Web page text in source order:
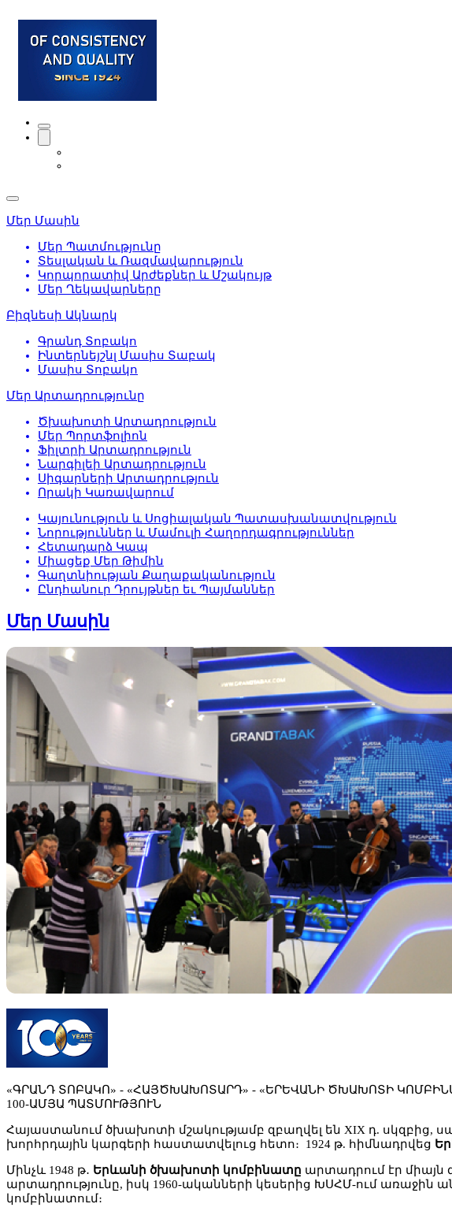
Մեր Մասին
Մեր Պատմությունը
Տեսլական և Ռազմավարություն
Կորպորատիվ Արժեքներ և Մշակույթ
Մեր Ղեկավարները
Բիզնեսի Ակնարկ
Գրանդ Տոբակո
Ինտերնեյշնլ Մասիս Տաբակ
Մասիս Տոբակո
Մեր Արտադրությունը
Ծխախոտի Արտադրություն
Մեր Պորտֆոլիոն
Ֆիլտրի Արտադրություն
Նարգիլեի Արտադրություն
Սիգարների Արտադրություն
Որակի Կառավարում
Կայունություն և Սոցիալական Պատասխանատվություն
Նորություններ և Մամուլի Հաղորդագրություններ
Հետադարձ Կապ
Միացեք Մեր Թիմին
Գաղտնիության Քաղաքականություն
Ընդհանուր Դրույթներ եւ Պայմաններ
Մեր Մասին
«ԳՐԱՆԴ ՏՈԲԱԿՈ» - «ՀԱՅԾԽԱԽՈՏԱՐԴ» - «ԵՐԵՎԱՆԻ ԾԽԱԽՈՏԻ
100-ԱՄՅԱ ՊԱՏՄՈՒԹՅՈՒՆ
Հայաստանում ծխախոտի մշակությամբ զբաղվել են XIX դ.
խորհրդային կարգերի հաստատվելուց հետո։ 1924 թ. հիմնադրվեց
Մինչև 1948 թ․ Երևանի ծխախոտի կոմբինատը արտադրում էր միայն
արտադրությունը, իսկ 1960-ականների կեսերից ԽՍՀՄ-ում
կոմբինատում։